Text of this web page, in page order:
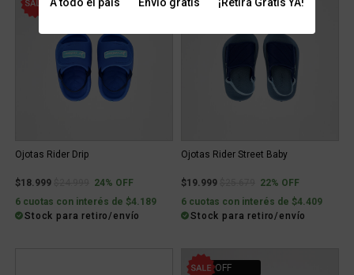
24% OFF
Ojotas Rider Drip
$18.999 Price reduced from
to24% OFF
6 cuotas con interés de $4.189
Stock para retiro/envío
22% OFF
Ojotas Rider Street Baby
$19.999 Price reduced from
to22% OFF
6 cuotas con interés de $4.409
Stock para retiro/envío
44% OFF